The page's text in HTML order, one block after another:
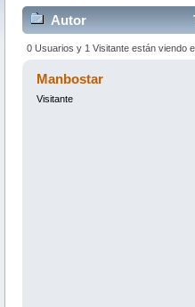
Autor
0 Usuarios y 1 Visitante están viendo
Manbostar
Visitante